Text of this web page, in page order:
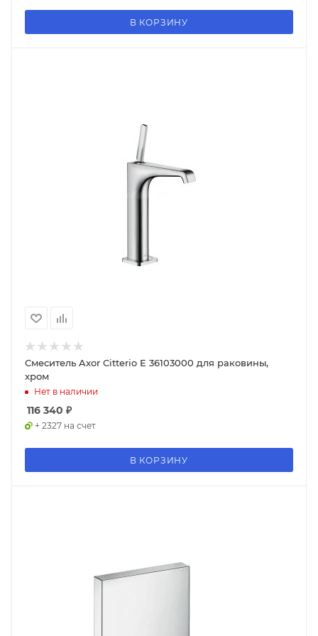
В КОРЗИНУ
Смеситель Axor Citterio E 36103000 для раковины,
хром
Нет в наличии
116 340 ₽
+ 2327 на счет
В КОРЗИНУ